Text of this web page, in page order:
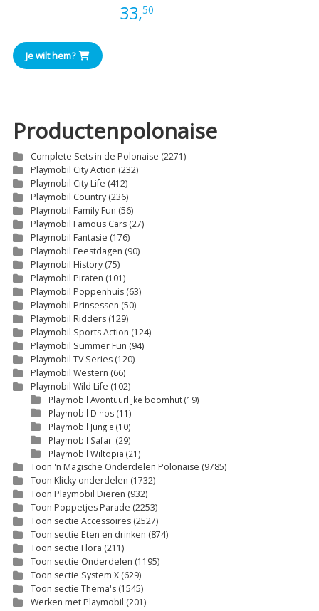
33,50
Je wilt hem?
Productenpolonaise
Complete Sets in de Polonaise (2271)
Playmobil City Action (232)
Playmobil City Life (412)
Playmobil Country (236)
Playmobil Family Fun (56)
Playmobil Famous Cars (27)
Playmobil Fantasie (176)
Playmobil Feestdagen (90)
Playmobil History (75)
Playmobil Piraten (101)
Playmobil Poppenhuis (63)
Playmobil Prinsessen (50)
Playmobil Ridders (129)
Playmobil Sports Action (124)
Playmobil Summer Fun (94)
Playmobil TV Series (120)
Playmobil Western (66)
Playmobil Wild Life (102)
Playmobil Avontuurlijke boomhut(19)
Playmobil Dinos (11)
Playmobil Jungle (10)
Playmobil Safari (29)
Playmobil Wiltopia (21)
Toon 'n Magische Onderdelen Polonaise (9785)
Toon Klicky onderdelen (1732)
Toon Playmobil Dieren (932)
Toon Poppetjes Parade (2253)
Toon sectie Accessoires (2527)
Toon sectie Eten en drinken (874)
Toon sectie Flora (211)
Toon sectie Onderdelen (1195)
Toon sectie System X (629)
Toon sectie Thema's (1545)
Werken met Playmobil (201)